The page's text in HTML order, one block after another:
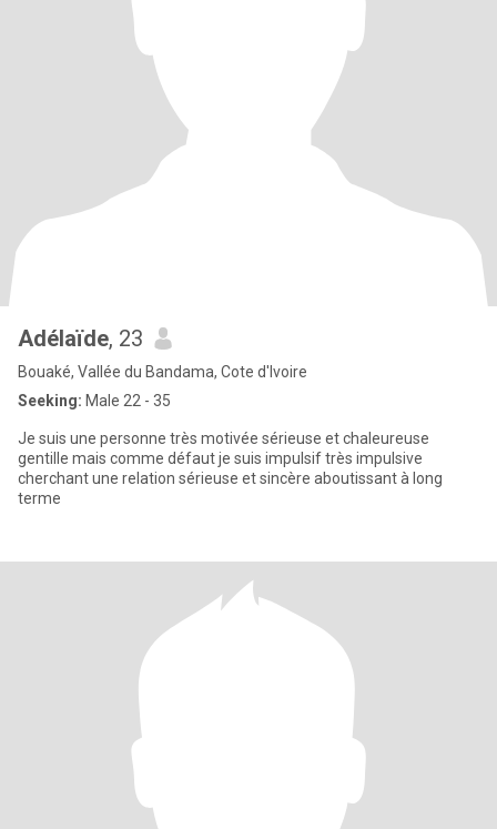
Adélaïde, 23
Bouaké, Vallée du Bandama, Cote d'Ivoire
Seeking: Male 22 - 35
Je suis une personne très motivée sérieuse et chaleureuse
gentille mais comme défaut je suis impulsif très impulsive
cherchant une relation sérieuse et sincère aboutissant à long
terme